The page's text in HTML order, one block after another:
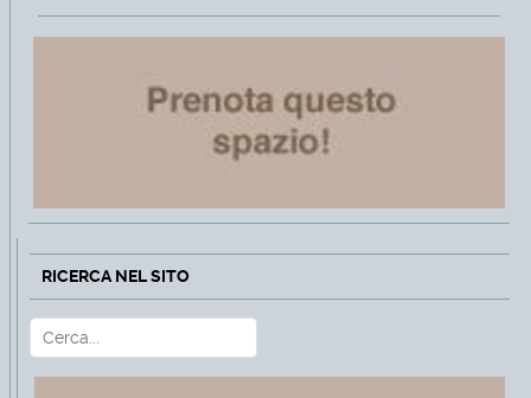
RICERCA NEL SITO
Cerca Type 2 or more characters for